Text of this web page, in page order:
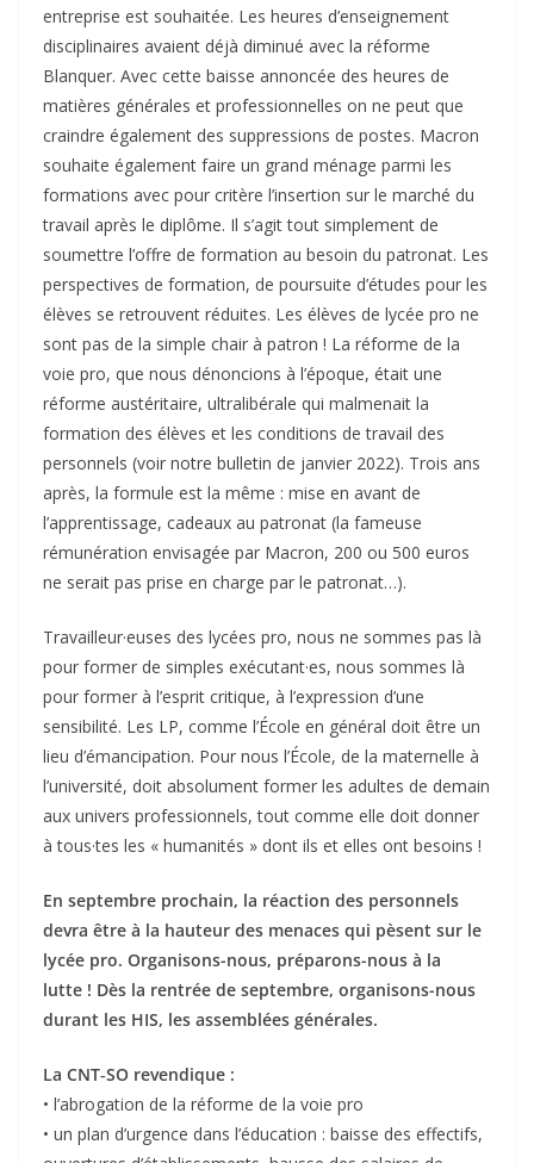
entreprise est souhaitée. Les heures d’enseignement
disciplinaires avaient déjà diminué avec la réforme
Blanquer. Avec cette baisse annoncée des heures de
matières générales et professionnelles on ne peut que
craindre également des suppressions de postes. Macron
souhaite également faire un grand ménage parmi les
formations avec pour critère l’insertion sur le marché du
travail après le diplôme. Il s’agit tout simplement de
soumettre l’offre de formation au besoin du patronat. Les
perspectives de formation, de poursuite d’études pour les
élèves se retrouvent réduites. Les élèves de lycée pro ne
sont pas de la simple chair à patron ! La réforme de la
voie pro, que nous dénoncions à l’époque, était une
réforme austéritaire, ultralibérale qui malmenait la
formation des élèves et les conditions de travail des
personnels (voir notre bulletin de janvier 2022). Trois ans
après, la formule est la même : mise en avant de
l’apprentissage, cadeaux au patronat (la fameuse
rémunération envisagée par Macron, 200 ou 500 euros
ne serait pas prise en charge par le patronat…).
Travailleur·euses des lycées pro, nous ne sommes pas là
pour former de simples exécutant·es, nous sommes là
pour former à l’esprit critique, à l’expression d’une
sensibilité. Les LP, comme l’École en général doit être un
lieu d’émancipation. Pour nous l’École, de la maternelle à
l’université, doit absolument former les adultes de demain
aux univers professionnels, tout comme elle doit donner
à tous·tes les « humanités » dont ils et elles ont besoins !
En septembre prochain, la réaction des personnels
devra être à la hauteur des menaces qui pèsent sur le
lycée pro. Organisons-nous, préparons-nous à la
lutte ! Dès la rentrée de septembre, organisons-nous
durant les HIS, les assemblées générales.
La CNT‐SO revendique :
• l’abrogation de la réforme de la voie pro
• un plan d’urgence dans l’éducation : baisse des effectifs,